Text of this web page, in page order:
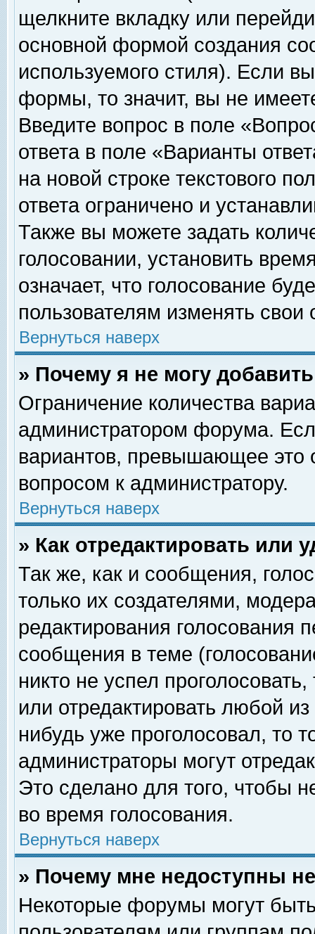
щелкните вкладку или
основной формой создания
используемого стиля). Если
формы, то значит, вы не
Введите вопрос в поле
ответа в поле «Варианты
на новой строке текстового
ответа ограничено и
Также вы можете задать
голосовании, установить
означает, что голосование
пользователям изменять свои
Вернуться наверх
» Почему я не могу
Ограничение количества
администратором форума.
вариантов, превышающее это
вопросом к администратору.
Вернуться наверх
» Как отредактировать или
Так же, как и сообщения,
только их создателями,
редактирования голосования
сообщения в теме
никто не успел
или отредактировать любой
нибудь уже проголосовал, то
администраторы могут
Это сделано для того, чтобы
во время голосования.
Вернуться наверх
» Почему мне недоступны
Некоторые форумы могут